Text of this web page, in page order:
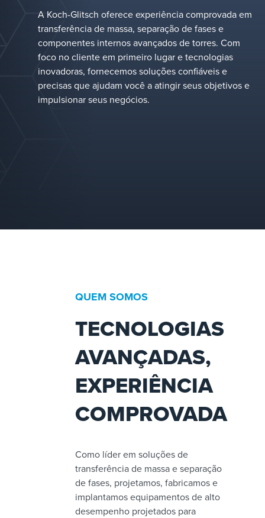
A Koch-Glitsch oferece experiência comprovada em
transferência de massa, separação de fases e
componentes internos avançados de torres. Com
foco no cliente em primeiro lugar e tecnologias
inovadoras, fornecemos soluções confiáveis e
precisas que ajudam você a atingir seus objetivos e
impulsionar seus negócios.
QUEM SOMOS
TECNOLOGIAS
AVANÇADAS,
EXPERIÊNCIA
COMPROVADA
Como líder em soluções de
transferência de massa e separação
de fases, projetamos, fabricamos e
implantamos equipamentos de alto
desempenho projetados para